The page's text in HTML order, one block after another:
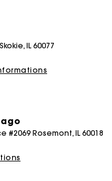
IL 60077
#2069 Rosemont, IL 60018